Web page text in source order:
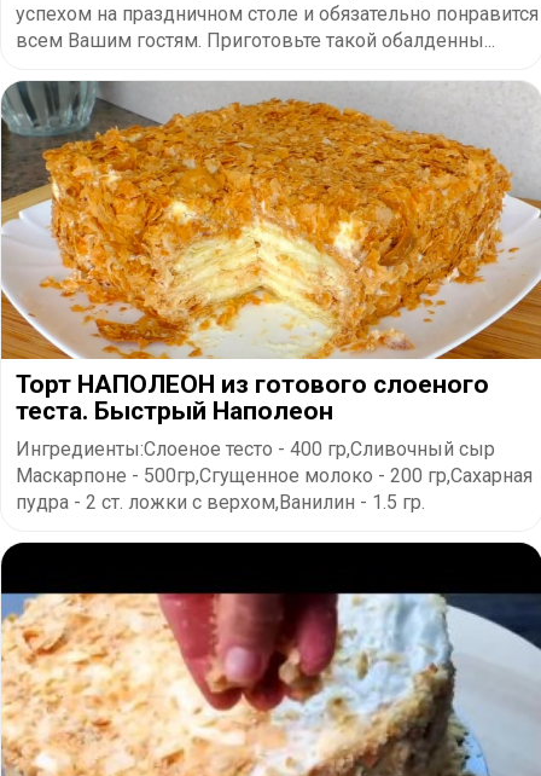
успехом на праздничном столе и обязательно понравится
всем Вашим гостям. Приготовьте такой обалденны...
Торт НАПОЛЕОН из готового слоеного
теста. Быстрый Наполеон
Ингредиенты:Слоеное тесто - 400 гр,Сливочный сыр
Маскарпоне - 500гр,Сгущенное молоко - 200 гр,Сахарная
пудра - 2 ст. ложки с верхом,Ванилин - 1.5 гр.